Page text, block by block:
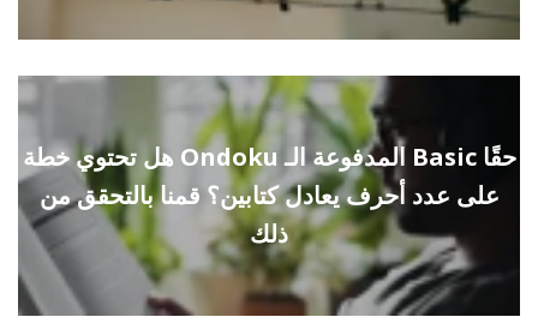
هل تحتوي خطة Ondoku المدفوعة الـ Basic حقًا
على عدد أحرف يعادل كتابين؟ قمنا بالتحقق من
ذلك